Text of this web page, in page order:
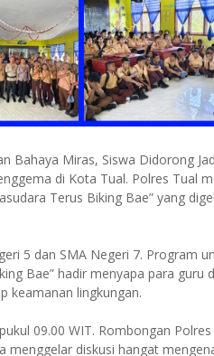
Bahaya Miras, Siswa Didorong
di Kota Tual. Polres Tual
Terus Biking Bae” yang
5 dan SMA Negeri 7. Program
Bae” hadir menyapa para guru
keamanan lingkungan.
09.00 WIT. Rombongan
menggelar diskusi hangat